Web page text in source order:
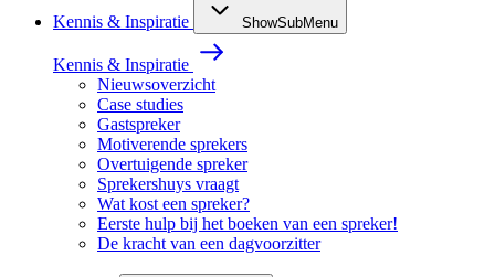
Kennis & Inspiratie ShowSubMenu
Kennis & Inspiratie
Nieuwsoverzicht
Case studies
Gastspreker
Motiverende sprekers
Overtuigende spreker
Sprekershuys vraagt
Wat kost een spreker?
Eerste hulp bij het boeken van een spreker!
De kracht van een dagvoorzitter